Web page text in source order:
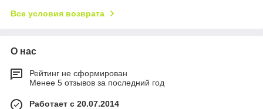
Все условия возврата
О нас
Рейтинг не сформирован
Менее 5 отзывов за последний год
Работает с 20.07.2014